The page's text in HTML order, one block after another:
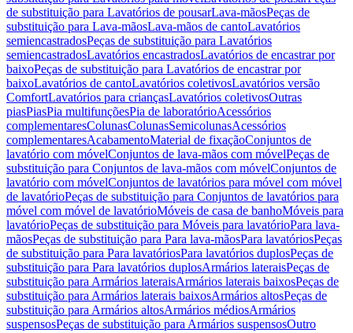
de substituição para Lavatórios de pousarLava-mãosPeças de
substituição para Lava-mãosLava-mãos de cantoLavatórios
semiencastradosPeças de substituição para Lavatórios
semiencastradosLavatórios encastradosLavatórios de encastrar por
baixoPeças de substituição para Lavatórios de encastrar por
baixoLavatórios de cantoLavatórios coletivosLavatórios versão
ComfortLavatórios para criançasLavatórios coletivosOutras
piasPiasPia multifunçõesPia de laboratórioAcessórios
complementaresColunasColunasSemicolunasAcessórios
complementaresAcabamentoMaterial de fixaçãoConjuntos de
lavatório com móvelConjuntos de lava-mãos com móvelPeças de
substituição para Conjuntos de lava-mãos com móvelConjuntos de
lavatório com móvelConjuntos de lavatórios para móvel com móvel
de lavatórioPeças de substituição para Conjuntos de lavatórios para
móvel com móvel de lavatórioMóveis de casa de banhoMóveis para
lavatórioPeças de substituição para Móveis para lavatórioPara lava-
mãosPeças de substituição para Para lava-mãosPara lavatóriosPeças
de substituição para Para lavatóriosPara lavatórios duplosPeças de
substituição para Para lavatórios duplosArmários lateraisPeças de
substituição para Armários lateraisArmários laterais baixosPeças de
substituição para Armários laterais baixosArmários altosPeças de
substituição para Armários altosArmários médiosArmários
suspensosPeças de substituição para Armários suspensosOutro